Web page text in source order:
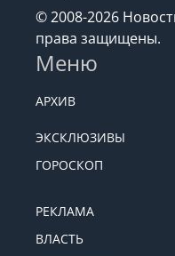
© 2008-2026
права защищены.
Меню
АРХИВ
ЭКСКЛЮЗИВЫ
ГОРОСКОП
РЕКЛАМА
ВЛАСТЬ